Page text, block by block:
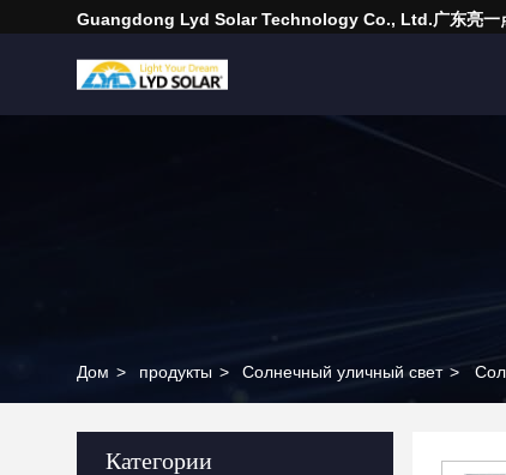
Guangdong Lyd Solar Technology Co., Ltd.广东亮一
Дом > продукты > Солнечный уличный свет >
Категории